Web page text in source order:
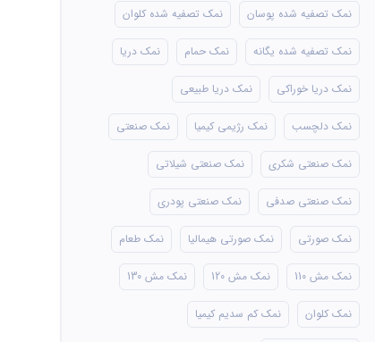
نمک تصفیه شده پوسان نمک تصفیه شده کلوان
نمک تصفیه شده یگانه نمک حمام نمک دریا
نمک دریا خوراکی نمک دریا طبیعی
نمک دلچسب نمک رژیمی کیمیا نمک صنعتی
نمک صنعتی شکری نمک صنعتی شیلاتی
نمک صنعتی صدفی نمک صنعتی پودری
نمک صورتی نمک صورتی هیمالیا نمک طعام
نمک مش 110 نمک مش 120 نمک مش 130
نمک کلوان نمک کم سدیم کیمیا